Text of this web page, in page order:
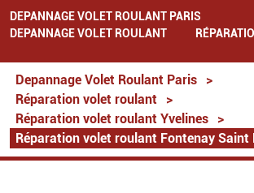
DEPANNAGE VOLET ROULANT PARIS
DEPANNAGE VOLET ROULANT
Depannage Volet Roulant Paris
>
Réparation volet roulant
>
Réparation volet roulant Yvelines
>
Réparation volet roulant Fontenay Saint